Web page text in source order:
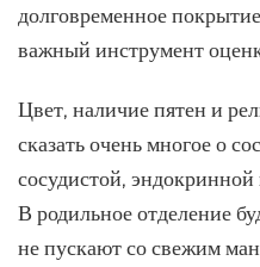
долговременное
важный инструмент
Цвет, наличие пятен и
сказать очень многое о
сосудистой,
В родильное отделение
не пускают со свежим